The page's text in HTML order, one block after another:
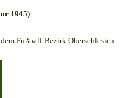
1945)
Fußball-Bezirk Oberschlesien.